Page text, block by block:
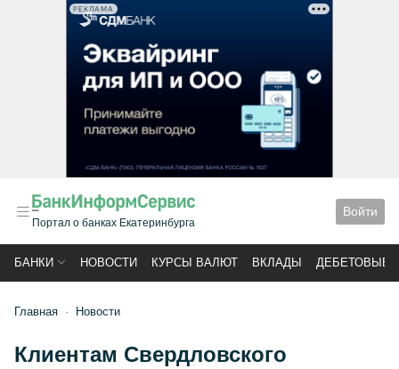
РЕКЛАМА
Портал о банках Екатеринбурга
Войти
БАНКИ НОВОСТИ КУРСЫ ВАЛЮТ ВКЛАДЫ ДЕБЕТОВЫЕ
Главная Новости
Клиентам Свердловского